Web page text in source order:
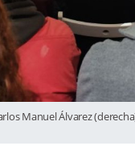
Manuel Álvarez